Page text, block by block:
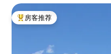
热门「房客推荐」
房客推荐